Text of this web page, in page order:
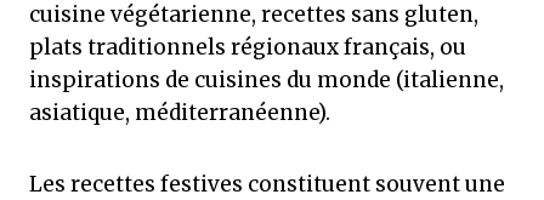
cuisine végétarienne, recettes sans gluten,
plats traditionnels régionaux français, ou
inspirations de cuisines du monde (italienne,
asiatique, méditerranéenne).
Les recettes festives constituent souvent une